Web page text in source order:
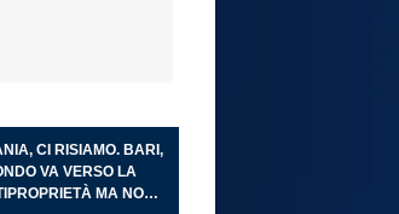
CI RISIAMO. BARI,
VA VERSO LA
MA NON